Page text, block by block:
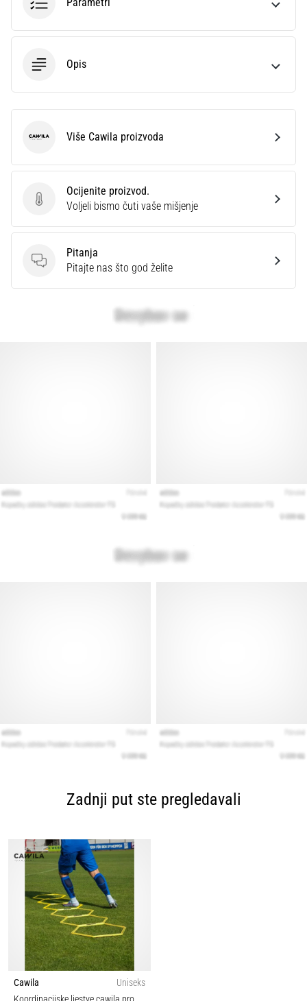
Parametri
Opis
Ocijenite proizvod.
Ocijenite proizvod.
Voljeli bismo čuti vaše mišjenje
Pitanja
Pitanja
Pitajte nas što god želite
Cawila Više Cawila proizvoda
Zadnji put ste pregledavali
Cawila
Uniseks